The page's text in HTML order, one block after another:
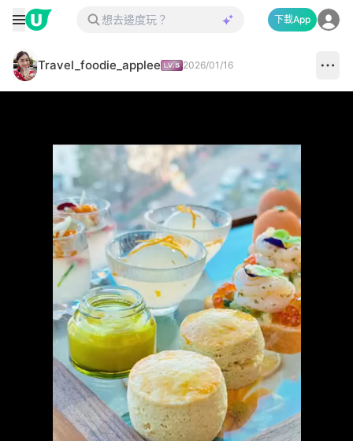
下載App
Travel_foodie_applee 2026/01/16